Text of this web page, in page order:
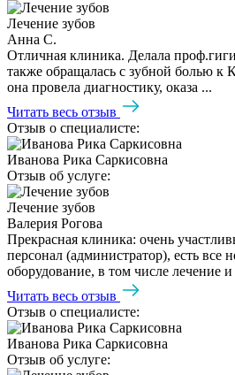
Лечение зубов
Анна С.
Отличная клиника. Делала
также обращалась с зубной болью к
она провела диагностику, оказа ...
Читать весь отзыв
Отзыв о специалисте:
Иванова Рика Саркисовна
Отзыв об услуге:
Лечение зубов
Валерия Рогова
Прекрасная клиника: очень
персонал (администратор), есть все
оборудование, в том числе лечение
Читать весь отзыв
Отзыв о специалисте:
Иванова Рика Саркисовна
Отзыв об услуге: